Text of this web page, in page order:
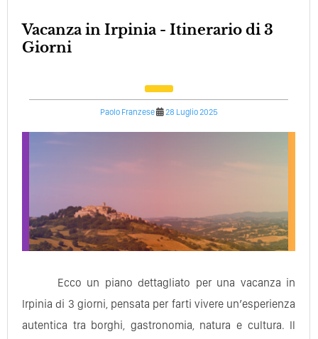
Vacanza in Irpinia - Itinerario di 3
Giorni
Paolo Franzese 28 Luglio 2025
Ecco un piano dettagliato per una vacanza in
Irpinia di 3 giorni, pensata per farti vivere un’esperienza
autentica tra borghi, gastronomia, natura e cultura. Il